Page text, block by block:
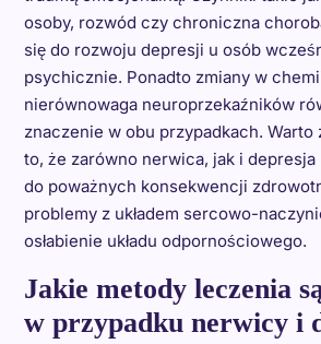
osoby, rozwód czy chroniczna
się do rozwoju depresji u osób
psychicznie. Ponadto zmiany w
nierównowaga neuroprzekaźników
znaczenie w obu przypadkach. Warto
to, że zarówno nerwica, jak i depresja
do poważnych konsekwencji
problemy z układem sercowo-
osłabienie układu odpornościowego.
Jakie metody leczenia
w przypadku nerwicy i